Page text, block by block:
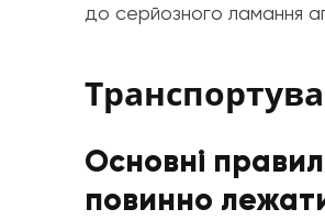
до серйозного ламання
Основні
повинно